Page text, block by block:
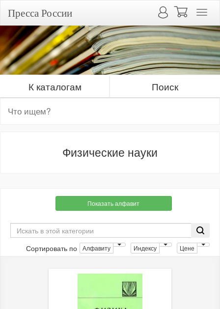
Пресса России
К каталогам Поиск
Физические науки
Показать алфавит
Сортировать по Алфавиту Индексу Цене